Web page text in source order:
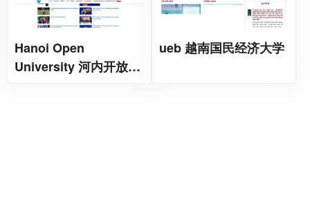
Hanoi Open
University 河内开放大
ueb 越南国民经济大学